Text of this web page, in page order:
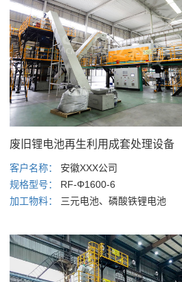
废旧锂电池再生利用成套处理设备
客户名称： 安徽XXX公司
规格型号： RF-Φ1600-6
加工物料： 三元电池、磷酸铁锂电池